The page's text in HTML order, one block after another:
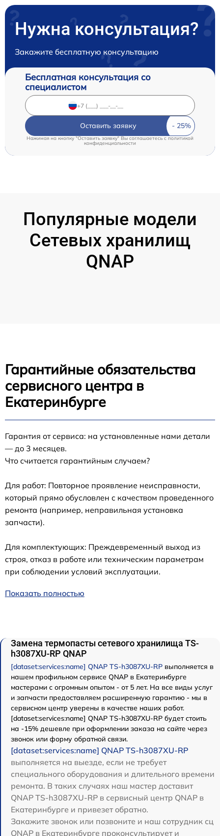
Нужна консультация?
Закажите бесплатную консультацию
Бесплатная консультация со
специалистом
Оставить заявку
Нажимая на кнопку "Оставить заявку" Вы соглашаетесь cполитикой
конфиденциальности
Популярные модели
Сетевых хранилищ
QNAP
Гарантийные обязательства
сервисного центра в
Екатеринбурге
Гарантия от сервиса: на установленные нами детали
— до 3 месяцев.
Что считается гарантийным случаем?
Для работ: Повторное проявление неисправности,
который прямо обусловлен с качеством проведенного
ремонта (например, неправильная установка
запчасти).
Для комплектующих: Преждевременный выход из
строя, отказ в работе или техническим параметрам
при соблюдении условий эксплуатации.
Показать полностью
Замена термопасты сетевого хранилища TS-
h3087XU-RP QNAP
[dataset:services:name] QNAP TS-h3087XU-RP выполняется в
нашем профильном сервисе QNAP в Екатеринбурге
мастерами с огромным опытом - от 5 лет. На все виды услуг
и запчасти предоставляем расширенную гарантию - мы в
сервисном центр уверены в качестве наших работ.
[dataset:services:name] QNAP TS-h3087XU-RP будет стоить
на -15% дешевле при оформлении заказа на сайте через
звонок или форму обратной связи.
[dataset:services:name] QNAP TS-h3087XU-RP
выполняется на выезде, если не требует
специального оборудования и длительного времени
ремонта. В таких случаях наш мастер доставит
QNAP TS-h3087XU-RP в сервисный центр QNAP в
Екатеринбурге и привезет обратно.
Закажите звонок или позвоните и наш сотрудник сц
QNAP в Екатеринбурге проконсультирует и